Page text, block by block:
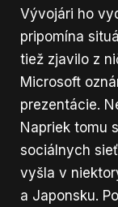
Vývojári ho
pripomína
tiež zjavilo z
Microsoft
prezentácie.
Napriek tomu
sociálnych
vyšla v
a Japonsku.